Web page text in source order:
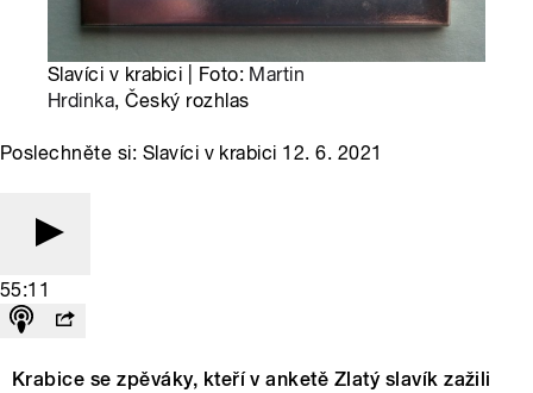
Slavíci v krabici | Foto: Martin
Hrdinka, Český rozhlas
Poslechněte si: Slavíci v krabici 12. 6. 2021
55:11
Krabice se zpěváky, kteří v anketě Zlatý slavík zažili